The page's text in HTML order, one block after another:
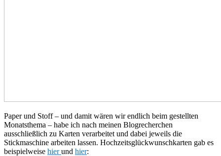
Paper und Stoff – und damit wären wir endlich beim gestellten
Monatsthema – habe ich nach meinen Blogrecherchen
ausschließlich zu Karten verarbeitet und dabei jeweils die
Stickmaschine arbeiten lassen. Hochzeitsglückwunschkarten gab es
beispielweise hierund hier: